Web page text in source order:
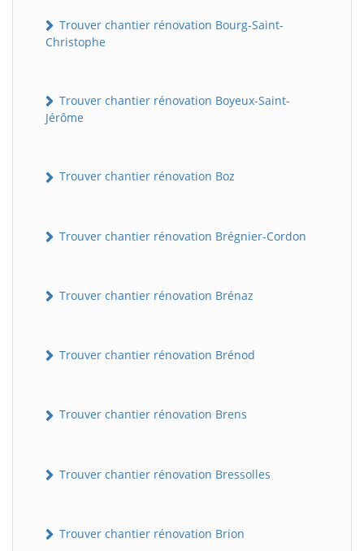
Trouver chantier rénovation Bourg-Saint-
Christophe
Trouver chantier rénovation Boyeux-Saint-
Jérôme
Trouver chantier rénovation Boz
Trouver chantier rénovation Brégnier-Cordon
Trouver chantier rénovation Brénaz
Trouver chantier rénovation Brénod
Trouver chantier rénovation Brens
Trouver chantier rénovation Bressolles
Trouver chantier rénovation Brion